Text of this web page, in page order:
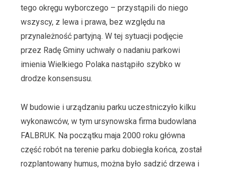
tego okręgu wyborczego – przystąpili do niego
wszyscy, z lewa i prawa, bez względu na
przynależność partyjną. W tej sytuacji podjęcie
przez Radę Gminy uchwały o nadaniu parkowi
imienia Wielkiego Polaka nastąpiło szybko w
drodze konsensusu.
W budowie i urządzaniu parku uczestniczyło kilku
wykonawców, w tym ursynowska firma budowlana
FALBRUK. Na początku maja 2000 roku główna
część robót na terenie parku dobiegła końca, został
rozplantowany humus, można było sadzić drzewa i